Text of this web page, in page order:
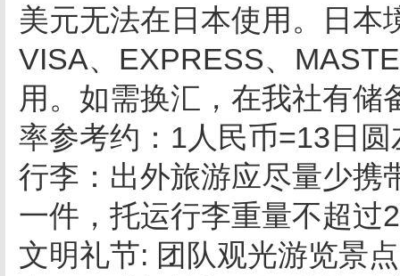
美元无法在日本使用。日本
VISA、EXPRESS、
用。如需换汇，在我社有储
率参考约：1人民币=13日圆
行李：出外旅游应尽量少携
一件，托运行李重量不超过
文明礼节: 团队观光游览景